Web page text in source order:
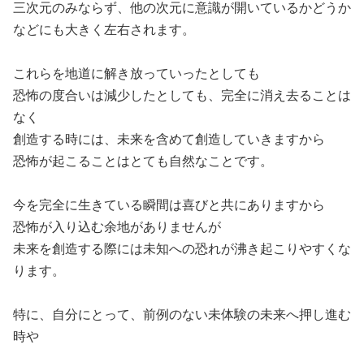
三次元のみならず、他の次元に意識が開いているかどうか
などにも大きく左右されます。
これらを地道に解き放っていったとしても
恐怖の度合いは減少したとしても、完全に消え去ることは
なく
創造する時には、未来を含めて創造していきますから
恐怖が起こることはとても自然なことです。
今を完全に生きている瞬間は喜びと共にありますから
恐怖が入り込む余地がありませんが
未来を創造する際には未知への恐れが沸き起こりやすくな
ります。
特に、自分にとって、前例のない未体験の未来へ押し進む
時や